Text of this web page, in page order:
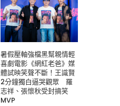
暑假壓軸強檔黑幫親情輕
喜劇電影《網紅老爸》媒
體試映笑聲不斷！王識賢
2分鐘獨白逼哭觀眾 羅
志祥、張懷秋受封搞笑
MVP